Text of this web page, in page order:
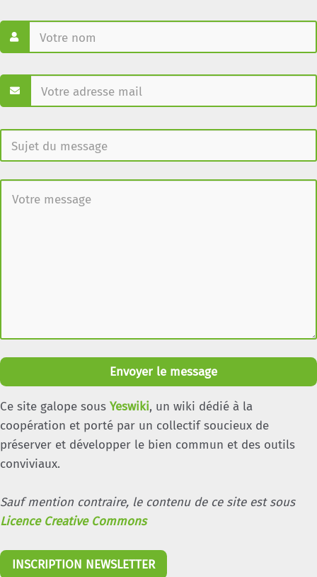
Envoyer le message
Ce site galope sous Yeswiki, un wiki dédié à la
coopération et porté par un collectif soucieux de
préserver et développer le bien commun et des outils
conviviaux.
Sauf mention contraire, le contenu de ce site est sous
Licence Creative Commons
INSCRIPTION NEWSLETTER